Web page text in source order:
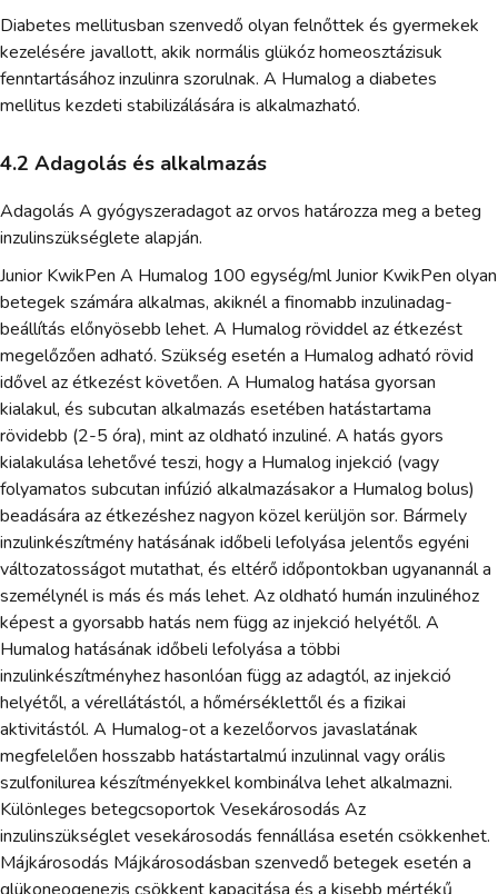
Diabetes mellitusban szenvedő olyan felnőttek és gyermekek
kezelésére javallott, akik normális glükóz homeosztázisuk
fenntartásához inzulinra szorulnak. A Humalog a diabetes
mellitus kezdeti stabilizálására is alkalmazható.
4.2 Adagolás és alkalmazás
Adagolás A gyógyszeradagot az orvos határozza meg a beteg
inzulinszükséglete alapján.
Junior KwikPen A Humalog 100 egység/ml Junior KwikPen olyan
betegek számára alkalmas, akiknél a finomabb inzulinadag-
beállítás előnyösebb lehet. A Humalog röviddel az étkezést
megelőzően adható. Szükség esetén a Humalog adható rövid
idővel az étkezést követően. A Humalog hatása gyorsan
kialakul, és subcutan alkalmazás esetében hatástartama
rövidebb (2-5 óra), mint az oldható inzuliné. A hatás gyors
kialakulása lehetővé teszi, hogy a Humalog injekció (vagy
folyamatos subcutan infúzió alkalmazásakor a Humalog bolus)
beadására az étkezéshez nagyon közel kerüljön sor. Bármely
inzulinkészítmény hatásának időbeli lefolyása jelentős egyéni
változatosságot mutathat, és eltérő időpontokban ugyanannál a
személynél is más és más lehet. Az oldható humán inzulinéhoz
képest a gyorsabb hatás nem függ az injekció helyétől. A
Humalog hatásának időbeli lefolyása a többi
inzulinkészítményhez hasonlóan függ az adagtól, az injekció
helyétől, a vérellátástól, a hőmérséklettől és a fizikai
aktivitástól. A Humalog-ot a kezelőorvos javaslatának
megfelelően hosszabb hatástartalmú inzulinnal vagy orális
szulfonilurea készítményekkel kombinálva lehet alkalmazni.
Különleges betegcsoportok Vesekárosodás Az
inzulinszükséglet vesekárosodás fennállása esetén csökkenhet.
Májkárosodás Májkárosodásban szenvedő betegek esetén a